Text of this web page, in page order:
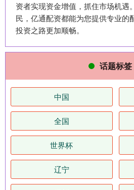
资者实现资金增值，抓住市场机遇
民，亿通配资都能为您提供专业的
投资之路更加顺畅。
话题标签
中国
全国
世界杯
辽宁